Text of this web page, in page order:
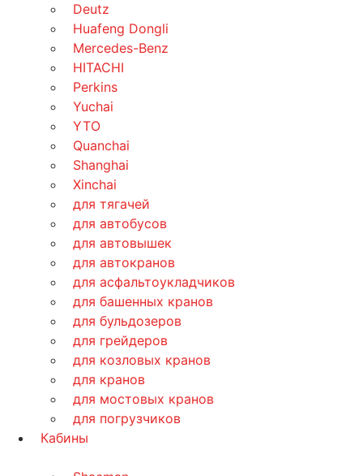
Deutz
Huafeng Dongli
Mercedes-Benz
HITACHI
Perkins
Yuchai
YTO
Quanchai
Shanghai
Xinchai
для тягачей
для автобусов
для автовышек
для автокранов
для асфальтоукладчиков
для башенных кранов
для бульдозеров
для грейдеров
для козловых кранов
для кранов
для мостовых кранов
для погрузчиков
Кабины